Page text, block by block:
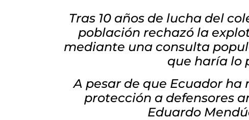
Tras 10 años de lucha del
población rechazó la
mediante una consulta
que haría lo
A pesar de que Ecuador
protección a defensores
Eduardo